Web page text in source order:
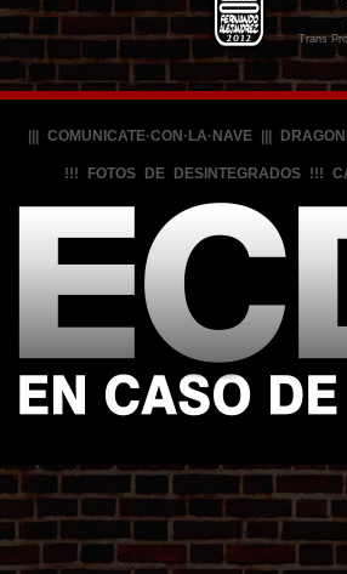
Trans
COMUNICATE·CON·LA·NAVE
!!! FOTOS DE DESINTEGRADOS !!!